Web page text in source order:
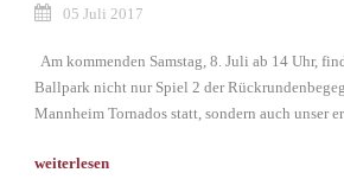
05 Juli 2017
Am kommenden Samstag, 8. Juli ab 14 Uhr,
Ballpark nicht nur Spiel 2 der
Mannheim Tornados statt, sondern auch unser